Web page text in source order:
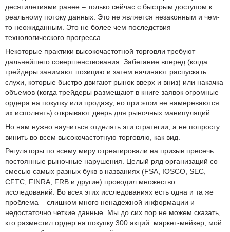
десятилетиями ранее – только сейчас с быстрым доступом к
реальному потоку данных. Это не является незаконным и чем-
то неожиданным. Это не более чем последствия
технологического прогресса.
Некоторые практики высокочастотной торговли требуют
дальнейшего совершенствования. Забегание вперед (когда
трейдеры занимают позицию и затем начинают распускать
слухи, которые быстро двигают рынок вверх и вниз) или накачка
объемов (когда трейдеры размещают в книге заявок огромные
ордера на покупку или продажу, но при этом не намереваются
их исполнять) открывают дверь для рыночных манипуляций.
Но нам нужно научиться отделять эти стратегии, а не попросту
винить во всем высокочастотную торговлю, как вид.
Регуляторы по всему миру отреагировали на призыв пресечь
постоянные рыночные нарушения. Целый ряд организаций со
смесью самых разных букв в названиях (FSA, IOSCO, SEC,
CFTC, FINRA, FRB и другие) проводил множество
исследований. Во всех этих исследованиях есть одна и та же
проблема – слишком много ненадежной информации и
недостаточно четкие данные. Мы до сих пор не можем сказать,
кто разместил ордер на покупку 300 акций: маркет-мейкер, мой